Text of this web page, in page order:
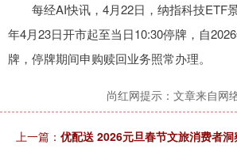
每经AI快讯，4月22日，纳指科技ETF
年4月23日开市起至当日10:30停牌，自
牌，停牌期间申购赎回业务照常办理。
尚红网提示：文章来自网
上一篇： 优配送 2026元旦春节文旅消费者洞